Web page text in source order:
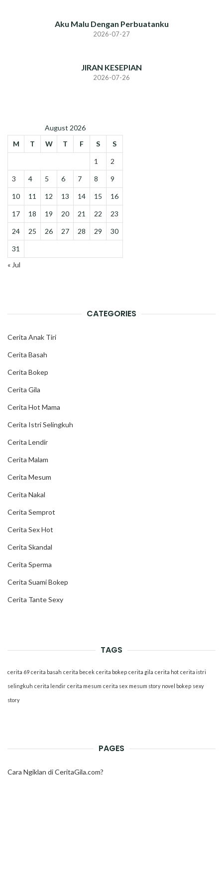
Aku Malu Dengan Perbuatanku
2026-07-27
JIRAN KESEPIAN
2026-07-26
August 2026
M
T W T F S S
1 2
3 4 5 6 7 8 9
10 11 12 13 14 15 16
17 18 19 20 21 22 23
24 25 26 27 28 29 30
31
« Jul
CATEGORIES
Cerita Anak Tiri
Cerita Basah
Cerita Bokep
Cerita Gila
Cerita Hot Mama
Cerita Istri Selingkuh
Cerita Lendir
Cerita Malam
Cerita Mesum
Cerita Nakal
Cerita Semprot
Cerita Sex Hot
Cerita Skandal
Cerita Sperma
Cerita Suami Bokep
Cerita Tante Sexy
TAGS
cerita 69 cerita basah cerita becek cerita bokep cerita gila cerita hot cerita istri
selingkuh cerita lendir cerita mesum cerita sex mesum story novel bokep sexy
story
PAGES
Cara Ngiklan di CeritaGila.com?